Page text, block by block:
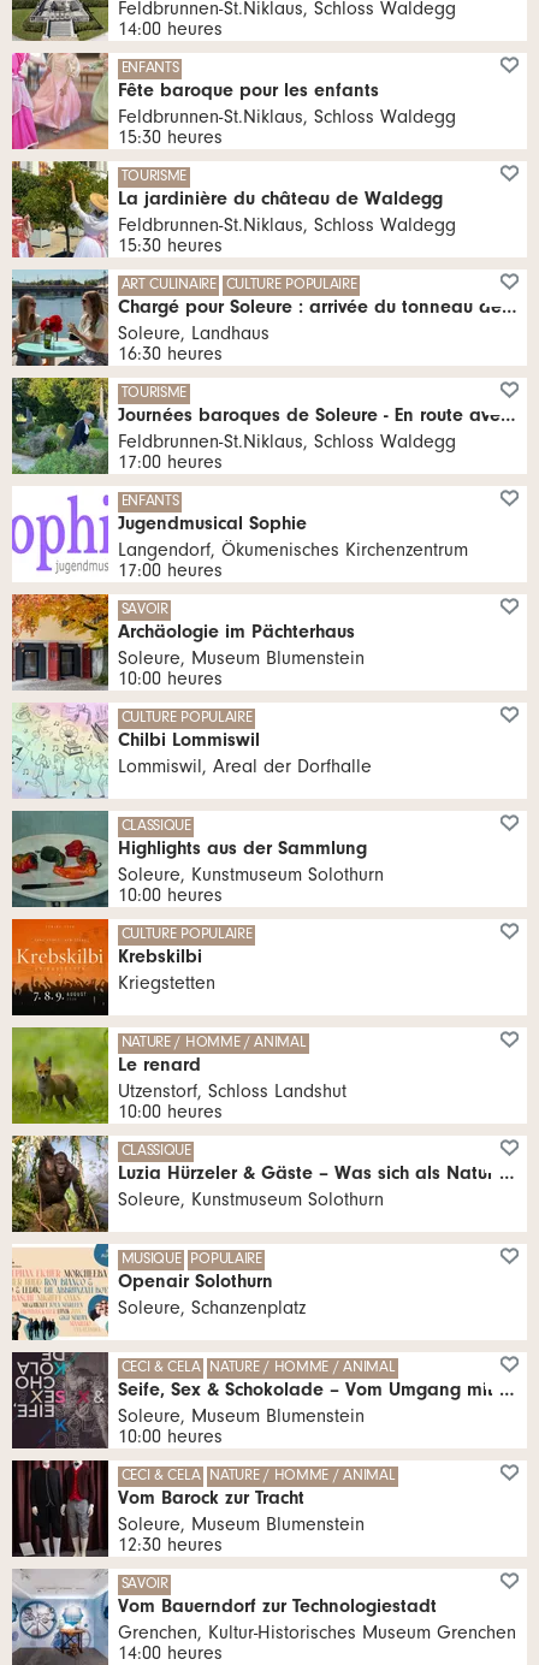
Feldbrunnen-St.Niklaus, Schloss Waldegg
14:00 heures
ENFANTS
Fête baroque pour les enfants
Feldbrunnen-St.Niklaus, Schloss Waldegg
15:30 heures
TOURISME
La jardinière du château de Waldegg
Feldbrunnen-St.Niklaus, Schloss Waldegg
15:30 heures
ART CULINAIRE CULTURE POPULAIRE
Chargé pour Soleure : arrivée du tonneau de vin à l'Aaresteg
Soleure, Landhaus
16:30 heures
TOURISME
Journées baroques de Soleure - En route avec l'aumônier du château
Feldbrunnen-St.Niklaus, Schloss Waldegg
17:00 heures
ENFANTS
Jugendmusical Sophie
Langendorf, Ökumenisches Kirchenzentrum
17:00 heures
SAVOIR
Archäologie im Pächterhaus
Soleure, Museum Blumenstein
10:00 heures
CULTURE POPULAIRE
Chilbi Lommiswil
Lommiswil, Areal der Dorfhalle
CLASSIQUE
Highlights aus der Sammlung
Soleure, Kunstmuseum Solothurn
10:00 heures
CULTURE POPULAIRE
Krebskilbi
Kriegstetten
NATURE / HOMME / ANIMAL
Le renard
Utzenstorf, Schloss Landshut
10:00 heures
CLASSIQUE
Luzia Hürzeler & Gäste – Was sich als Natur zeigt
Soleure, Kunstmuseum Solothurn
MUSIQUE POPULAIRE
Openair Solothurn
Soleure, Schanzenplatz
CECI & CELA NATURE / HOMME / ANIMAL
Seife, Sex & Schokolade – Vom Umgang mit den Körpersäften
Soleure, Museum Blumenstein
10:00 heures
CECI & CELA NATURE / HOMME / ANIMAL
Vom Barock zur Tracht
Soleure, Museum Blumenstein
12:30 heures
SAVOIR
Vom Bauerndorf zur Technologiestadt
Grenchen, Kultur-Historisches Museum Grenchen
14:00 heures